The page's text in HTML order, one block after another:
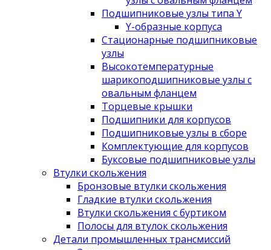
Подшипниковые узлы типа Y
Y-образные корпуса
Стационарные подшипниковые
узлы
Высокотемпературные
шарикоподшипниковые узлы с
овальным фланцем
Торцевые крышки
Подшипники для корпусов
Подшипниковые узлы в сборе
Комплектующие для корпусов
Буксовые подшипниковые узлы
Втулки скольжения
Бронзовые втулки скольжения
Гладкие втулки скольжения
Втулки скольжения с буртиком
Полосы для втулок скольжения
Детали промышленных трансмиссий